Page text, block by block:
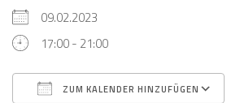
09.02.2023
17:00 - 21:00
ZUM KALENDER HINZUFÜGEN